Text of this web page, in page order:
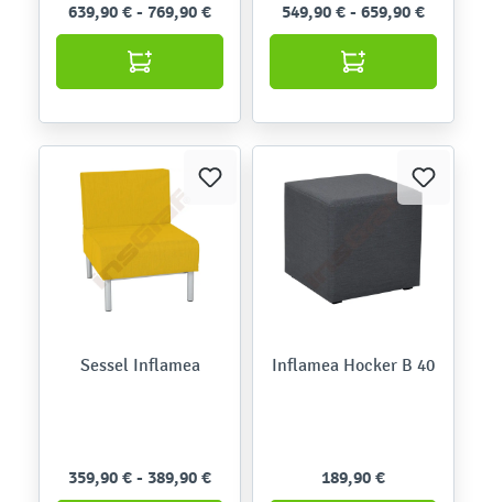
639,90 € - 769,90 € 549,90 € - 659,90 €
Sessel Inflamea
359,90 € - 389,90 €
Inflamea Hocker B 40
189,90 €